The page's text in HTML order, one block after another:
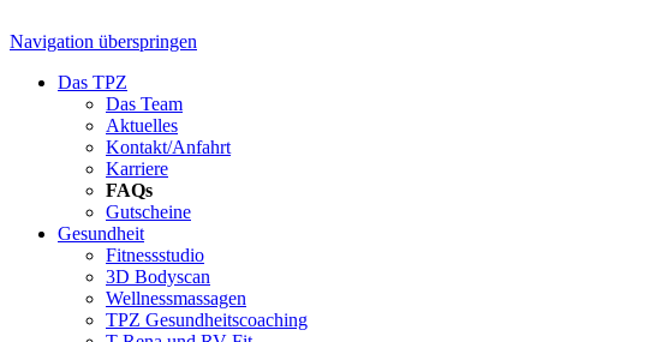
Navigation überspringen
Das TPZ
Das Team
Aktuelles
Kontakt/Anfahrt
Karriere
FAQs
Gutscheine
Gesundheit
Fitnessstudio
3D Bodyscan
Wellnessmassagen
TPZ Gesundheits­coaching